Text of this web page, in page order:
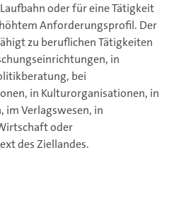
oder für eine Tätigkeit
Anforderungsprofil. Der
zu beruflichen Tätigkeiten
in
bei
in Kulturorganisationen, in
Verlagswesen, in
oder
des Ziellandes.